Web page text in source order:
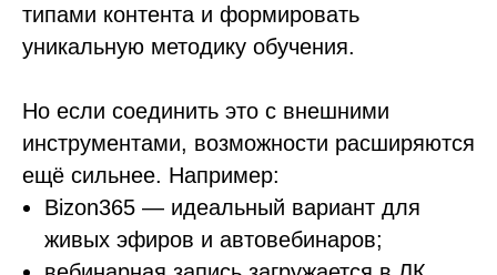
типами контента и формировать
уникальную методику обучения.
Но если соединить это с внешними
инструментами, возможности расширяются
ещё сильнее. Например:
Bizon365 — идеальный вариант для
живых эфиров и автовебинаров;